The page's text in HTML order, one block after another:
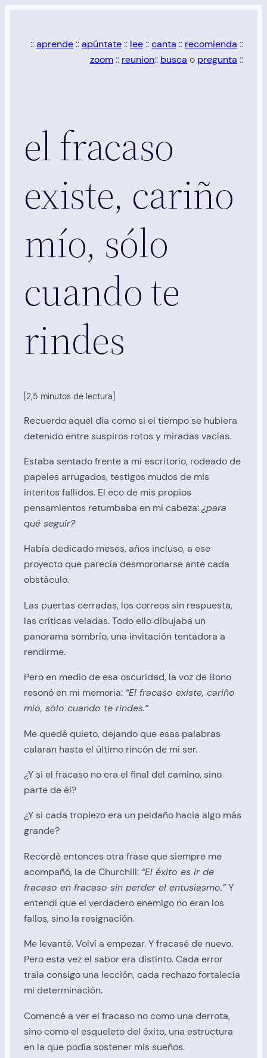
contenido
::aprende::apúntate:: lee::canta :: recomienda ::
zoom:: reunion:: busca o pregunta ::
el fracaso
existe, cariño
mío, sólo
cuando te
rindes
[2,5 minutos de lectura]
Recuerdo aquel día como si el tiempo se hubiera
detenido entre suspiros rotos y miradas vacías.
Estaba sentado frente a mi escritorio, rodeado de
papeles arrugados, testigos mudos de mis
intentos fallidos. El eco de mis propios
pensamientos retumbaba en mi cabeza:¿para
qué seguir?
Había dedicado meses, años incluso, a ese
proyecto que parecía desmoronarse ante cada
obstáculo.
Las puertas cerradas, los correos sin respuesta,
las críticas veladas. Todo ello dibujaba un
panorama sombrío, una invitación tentadora a
rendirme.
Pero en medio de esa oscuridad, la voz de Bono
resonó en mi memoria: “El fracaso existe, cariño
mío, sólo cuando te rindes.”
Me quedé quieto, dejando que esas palabras
calaran hasta el último rincón de mi ser.
¿Y si el fracaso no era el final del camino, sino
parte de él?
¿Y si cada tropiezo era un peldaño hacia algo más
grande?
Recordé entonces otra frase que siempre me
acompañó, la de Churchill: “El éxito es ir de
fracaso en fracaso sin perder el entusiasmo.”Y
entendí que el verdadero enemigo no eran los
fallos, sino la resignación.
Me levanté. Volví a empezar. Y fracasé de nuevo.
Pero esta vez el sabor era distinto. Cada error
traía consigo una lección, cada rechazo fortalecía
mi determinación.
Comencé a ver el fracaso no como una derrota,
sino como el esqueleto del éxito, una estructura
en la que podía sostener mis sueños.